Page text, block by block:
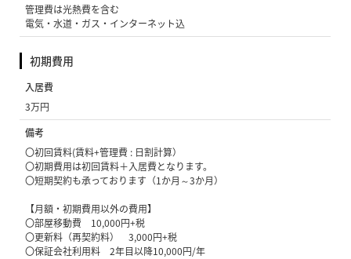
管理費は光熱費を含む
電気・水道・ガス・インターネット込
初期費用
入居費
3万円
備考
〇初回賃料(賃料+管理費 : 日割計算）
〇初期費用は初回賃料＋入居費となります。
〇短期契約も承っております（1か月～3か月）
【月額・初期費用以外の費用】
〇部屋移動費 10,000円+税
〇更新料（再契約料） 3,000円+税
〇保証会社利用料 2年目以降10,000円/年